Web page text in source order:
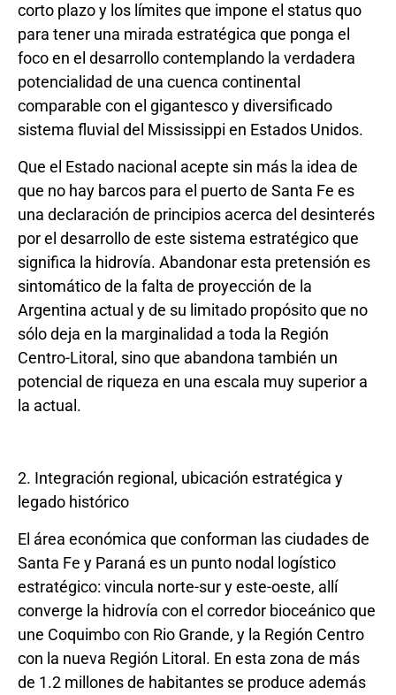
corto plazo y los límites que impone el status quo
para tener una mirada estratégica que ponga el
foco en el desarrollo contemplando la verdadera
potencialidad de una cuenca continental
comparable con el gigantesco y diversificado
sistema fluvial del Mississippi en Estados Unidos.
Que el Estado nacional acepte sin más la idea de
que no hay barcos para el puerto de Santa Fe es
una declaración de principios acerca del desinterés
por el desarrollo de este sistema estratégico que
significa la hidrovía. Abandonar esta pretensión es
sintomático de la falta de proyección de la
Argentina actual y de su limitado propósito que no
sólo deja en la marginalidad a toda la Región
Centro-Litoral, sino que abandona también un
potencial de riqueza en una escala muy superior a
la actual.
2. Integración regional, ubicación estratégica y
legado histórico
El área económica que conforman las ciudades de
Santa Fe y Paraná es un punto nodal logístico
estratégico: vincula norte-sur y este-oeste, allí
converge la hidrovía con el corredor bioceánico que
une Coquimbo con Rio Grande, y la Región Centro
con la nueva Región Litoral. En esta zona de más
de 1.2 millones de habitantes se produce además